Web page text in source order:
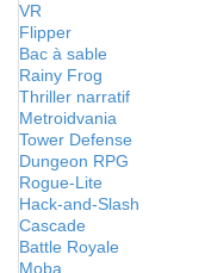
VR
Flipper
Bac à sable
Rainy Frog
Thriller narratif
Metroidvania
Tower Defense
Dungeon RPG
Rogue-Lite
Hack-and-Slash
Cascade
Battle Royale
Moba